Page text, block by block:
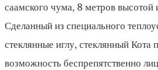
саамского чума, 8 метров
Сделанный из специального
стеклянные иглу, стеклянный Кота
возможность беспрепятственно